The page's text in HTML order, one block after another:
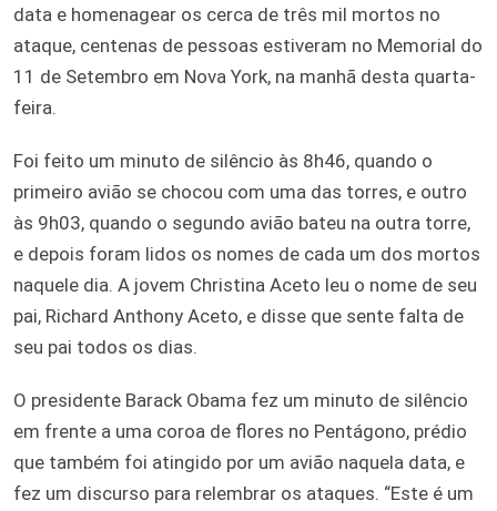
data e homenagear os cerca de três mil mortos no
ataque, centenas de pessoas estiveram no Memorial do
11 de Setembro em Nova York, na manhã desta quarta-
feira.
Foi feito um minuto de silêncio às 8h46, quando o
primeiro avião se chocou com uma das torres, e outro
às 9h03, quando o segundo avião bateu na outra torre,
e depois foram lidos os nomes de cada um dos mortos
naquele dia. A jovem Christina Aceto leu o nome de seu
pai, Richard Anthony Aceto, e disse que sente falta de
seu pai todos os dias.
O presidente Barack Obama fez um minuto de silêncio
em frente a uma coroa de flores no Pentágono, prédio
que também foi atingido por um avião naquela data, e
fez um discurso para relembrar os ataques. “Este é um